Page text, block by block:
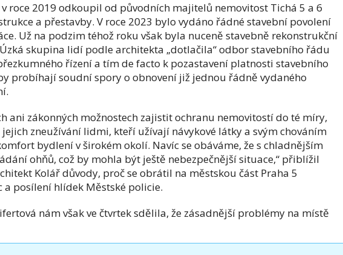
roce 2019 odkoupil od původních majitelů nemovitost Tichá 5 a 6
a přestavby. V roce 2023 bylo vydáno řádné stavební povolení
Už na podzim téhož roku však byla nuceně stavebně rekonstrukční
skupina lidí podle architekta „dotlačila“ odbor stavebního řádu
řízení a tím de facto k pozastavení platnosti stavebního
probíhají soudní spory o obnovení již jednou řádně vydaného
ani zákonných možnostech zajistit ochranu nemovitostí do té míry,
zneužívání lidmi, kteří užívají návykové látky a svým chováním
bydlení v širokém okolí. Navíc se obáváme, že s chladnějším
ohňů, což by mohla být ještě nebezpečnější situace,“ přiblížil
Kolář důvody, proč se obrátil na městskou část Praha 5
a posílení hlídek Městské policie.
nám však ve čtvrtek sdělila, že zásadnější problémy na místě